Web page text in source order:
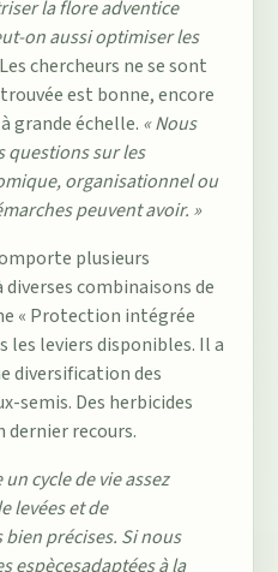
la flore adventice
on aussi optimiser les
Les chercheurs ne se sont
est bonne, encore
grande échelle. « Nous
questions sur les
organisationnel ou
peuvent avoir. »
plusieurs
combinaisons de
« Protection intégrée
les leviers disponibles. Il a
diversification des
semis. Des herbicides
recours.
cycle de vie assez
levées et de
précises. Si nous
espècesadaptées à la